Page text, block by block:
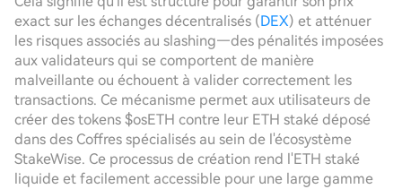
exact sur les échanges décentralisés (DEX) et atténuer
les risques associés au slashing—des pénalités imposées
aux validateurs qui se comportent de manière
malveillante ou échouent à valider correctement les
transactions. Ce mécanisme permet aux utilisateurs de
créer des tokens $osETH contre leur ETH staké déposé
dans des Coffres spécialisés au sein de l'écosystème
StakeWise. Ce processus de création rend l'ETH staké
liquide et facilement accessible pour une large gamme